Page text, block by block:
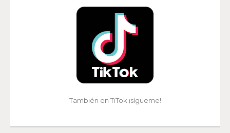
También en TiTok ¡sígueme!